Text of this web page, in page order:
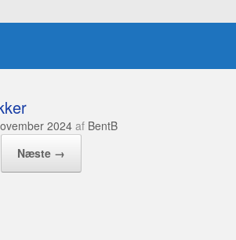
2024 af BentB
Næste →